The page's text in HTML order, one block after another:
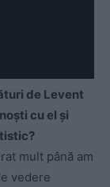
de Levent
cu el şi
mult până am
vedere